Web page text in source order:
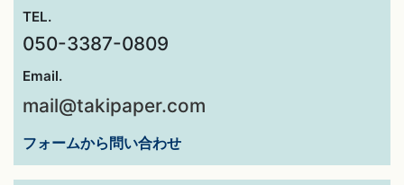
TEL.
050-3387-0809
Email.
mail@takipaper.com
フォームから問い合わせ